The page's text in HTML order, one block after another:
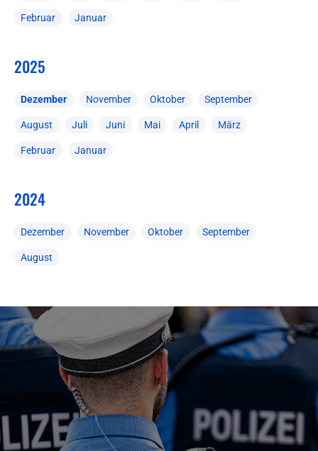
Februar Januar
2025
Dezember November Oktober September
August Juli Juni Mai April März
Februar Januar
2024
Dezember November Oktober September
August